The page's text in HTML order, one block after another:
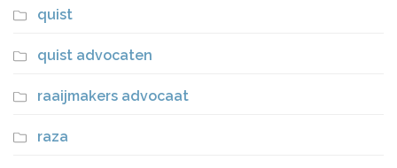
quist
quist advocaten
raaijmakers advocaat
raza